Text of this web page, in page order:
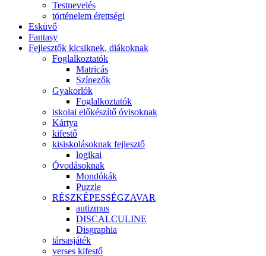
Testnevelés
történelem érettségi
Esküvő
Fantasy
Fejlesztők kicsiknek, diákoknak
Foglalkoztatók
Matricás
Színezők
Gyakorlók
Foglalkoztatók
iskolai előkészítő óvisoknak
Kártya
kifestő
kisiskolásoknak fejlesztő
logikai
Óvodásoknak
Mondókák
Puzzle
RÉSZKÉPESSÉGZAVAR
autizmus
DISCALCULINE
Disgraphia
társasjáték
verses kifestő